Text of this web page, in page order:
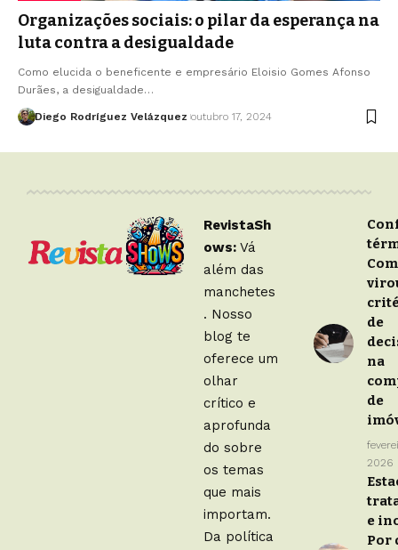
Organizações sociais: o pilar da esperança na
luta contra a desigualdade
Como elucida o beneficente e empresário Eloisio Gomes Afonso
Durães, a desigualdade…
Diego Rodríguez Velázquez outubro 17, 2024
RevistaSh
ows:Vá
além das
manchetes
. Nosso
blog te
oferece um
olhar
crítico e
aprofunda
do sobre
os temas
que mais
importam.
Da política
de
na
de
2026
e
Por